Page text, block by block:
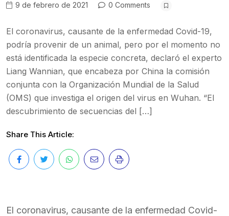
9 de febrero de 2021 0 Comments
El coronavirus, causante de la enfermedad Covid-19,
podría provenir de un animal, pero por el momento no
está identificada la especie concreta, declaró el experto
Liang Wannian, que encabeza por China la comisión
conjunta con la Organización Mundial de la Salud
(OMS) que investiga el origen del virus en Wuhan. “El
descubrimiento de secuencias del […]
Share This Article:
El coronavirus, causante de la enfermedad Covid-